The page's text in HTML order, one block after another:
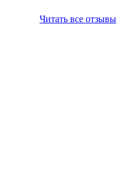
Читать все отзывы